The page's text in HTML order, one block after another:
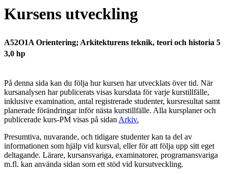
Kursens utveckling
A52O1A Orientering; Arkitekturens teknik, teori och historia 5
3,0 hp
På denna sida kan du följa hur kursen har utvecklats över tid. När
kursanalysen har publicerats visas kursdata för varje kurstillfälle,
inklusive examination, antal registrerade studenter, kursresultat samt
planerade förändringar inför nästa kurstillfälle. Alla kursplaner och
publicerade kurs-PM visas på sidan Arkiv.
Presumtiva, nuvarande, och tidigare studenter kan ta del av
informationen som hjälp vid kursval, eller för att följa upp sitt eget
deltagande. Lärare, kursansvariga, examinatorer, programansvariga
m.fl. kan använda sidan som ett stöd vid kursutveckling.